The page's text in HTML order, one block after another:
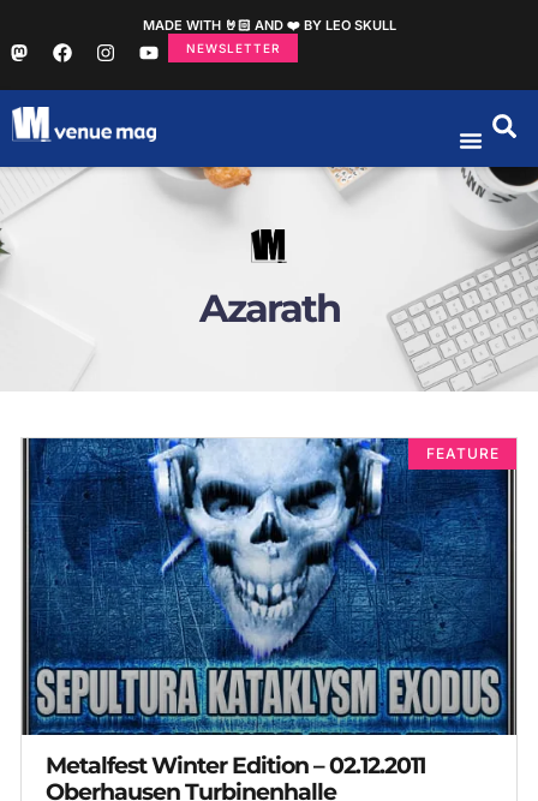
MADE WITH 🤘🏻 AND ❤️ BY LEO SKULL
NEWSLETTER
Azarath
FEATURE
Metalfest Winter Edition – 02.12.2011
Oberhausen Turbinenhalle